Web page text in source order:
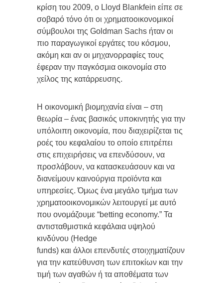
κρίση του 2009, ο Lloyd Blankfein είπε σε
σοβαρό τόνο ότι οι χρηματοοικονομικοί
σύμβουλοι της Goldman Sachs ήταν οι
πιο παραγωγικοί εργάτες του κόσμου,
ακόμη και αν οι μηχανορραφίες τους
έφεραν την παγκόσμια οικονομία στο
χείλος της κατάρρευσης.
Η οικονομική βιομηχανία είναι – στη
θεωρία – ένας βασικός υποκινητής για την
υπόλοιπη οικονομία, που διαχειρίζεται τις
ροές του κεφαλαίου το οποίο επιτρέπει
στις επιχειρήσεις να επενδύσουν, να
προσλάβουν, να κατασκευάσουν και να
διανείμουν καινούργια προϊόντα και
υπηρεσίες. Όμως ένα μεγάλο τμήμα των
χρηματοοικονομικών λειτουργεί με αυτό
που ονομάζουμε “betting economy.” Τα
αντισταθμιστικά κεφάλαια υψηλού
κινδύνου (Hedge
funds) και άλλοι επενδυτές στοιχηματίζουν
για την κατεύθυνση των επιτοκίων και την
τιμή των αγαθών ή τα αποθέματα των